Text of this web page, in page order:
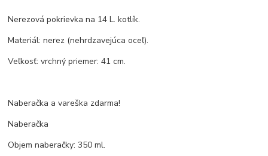
Nerezová pokrievka na 14 L. kotlík.
Materiál: nerez (nehrdzavejúca oceľ).
Veľkosť: vrchný priemer: 41 cm.
Naberačka a vareška zdarma!
Naberačka
Objem naberačky: 350 ml.